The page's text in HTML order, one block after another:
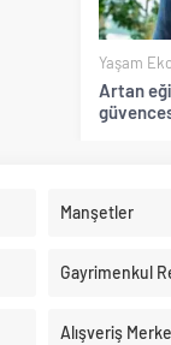
Yaşam
Artan
Manşetler
Gayrimenkul
Alışveriş